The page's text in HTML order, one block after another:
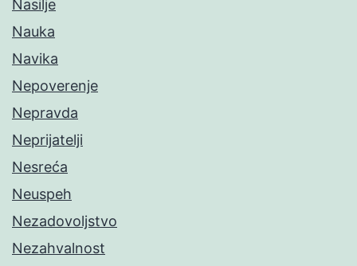
Nasilje
Nauka
Navika
Nepoverenje
Nepravda
Neprijatelji
Nesreća
Neuspeh
Nezadovoljstvo
Nezahvalnost